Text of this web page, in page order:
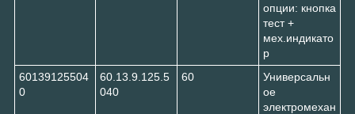
опции: кнопка
тест +
мех.индикато
р
60139125504
0
60.13.9.125.5
040
60
Универсальн
ое
электромехан